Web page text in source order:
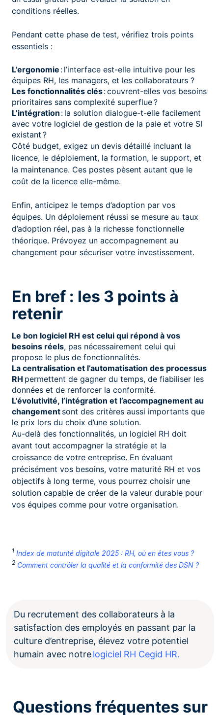
conditions réelles.
Pendant cette phase de test, vérifiez trois points
essentiels :
L’ergonomie : l’interface est-elle intuitive pour les
équipes RH, les managers, et les collaborateurs ?
Les fonctionnalités clés: couvrent-elles vos besoins
prioritaires sans complexité superflue ?
L’intégration : la solution dialogue-t-elle facilement
avec votre logiciel de gestion de la paie et votre SI
existant ?
Côté budget, exigez un devis détaillé incluant la
licence, le déploiement, la formation, le support, et
la maintenance. Ces postes pèsent autant que le
coût de la licence elle-même.
Enfin, anticipez le temps d’adoption par vos
équipes. Un déploiement réussi se mesure au taux
d’adoption réel, pas à la richesse fonctionnelle
théorique. Prévoyez un accompagnement au
changement pour sécuriser votre investissement.
En bref : les 3 points à
retenir
Le bon logiciel RH est celui qui répond à vos
besoins réels, pas nécessairement celui qui
propose le plus de fonctionnalités.
La centralisation et l’automatisation des processus
RH permettent de gagner du temps, de fiabiliser les
données et de renforcer la conformité.
L’évolutivité, l’intégration et l’accompagnement au
changement sont des critères aussi importants que
le prix lors du choix d’une solution.
Au-delà des fonctionnalités, un logiciel RH doit
avant tout accompagner la stratégie et la
croissance de votre entreprise. En évaluant
précisément vos besoins, votre maturité RH et vos
objectifs à long terme, vous pourrez choisir une
solution capable de créer de la valeur durable pour
vos équipes comme pour votre organisation.
1 Index de maturité digitale 2025 : RH, où en êtes vous ?
2 Comment contrôler la qualité et la conformité des DSN ?
Du recrutement des collaborateurs à la
satisfaction des employés en passant par la
culture d’entreprise, élevez votre potentiel
humain avec notrelogiciel RH Cegid HR.
Questions fréquentes sur